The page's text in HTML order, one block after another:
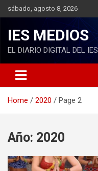
k
e
sábado, agosto 8, 2026
IES MEDIOS
EL DIARIO DIGITAL DEL IES
Home 2020 Page 2
Año: 2020